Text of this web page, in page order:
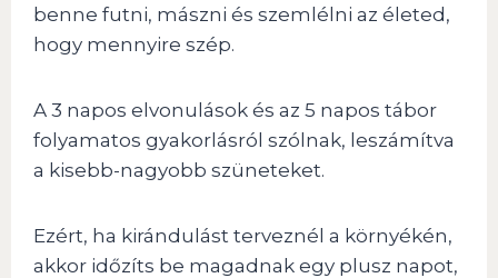
benne futni, mászni és szemlélni az életed,
hogy mennyire szép.
A 3 napos elvonulások és az 5 napos tábor
folyamatos gyakorlásról szólnak, leszámítva
a kisebb-nagyobb szüneteket.
Ezért, ha kirándulást terveznél a környékén,
akkor időzíts be magadnak egy plusz napot,